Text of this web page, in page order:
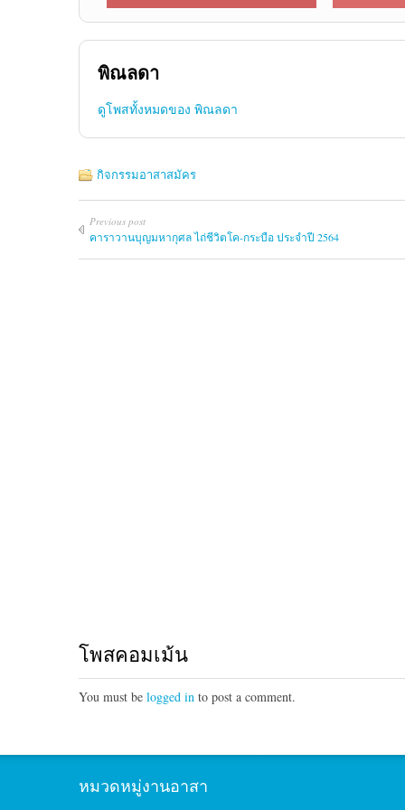
พิณลดา
ดูโพสทั้งหมดของ พิณลดา
กิจกรรมอาสาสมัคร
Previous post
คาราวานบุญมหากุศล ไถ่ชีวิตโค-กระบือ ประจำปี 2564
โพสคอมเม้น
You must be logged in to post a comment.
หมวดหมู่งานอาสา